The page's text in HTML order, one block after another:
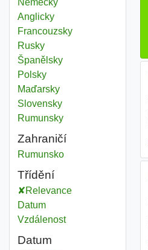
Německy
Anglicky
Francouzsky
Rusky
Španělsky
Polsky
Maďarsky
Slovensky
Rumunsky
Zahraničí
Elektromechanika
Rumunsko
Třídění
Relevance
Datum
Vzdálenost
Datum